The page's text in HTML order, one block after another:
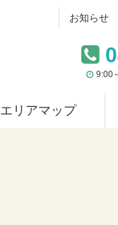
9:00
お知らせ
エリアマップ